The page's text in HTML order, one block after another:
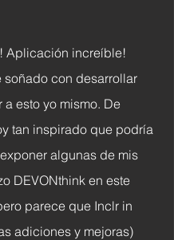
Aplicación increíble!
soñado con desarrollar
a esto yo mismo. De
tan inspirado que podría
algunas de mis
DEVONthink en este
parece que Inclr in
adiciones y mejoras)